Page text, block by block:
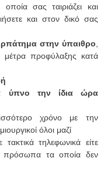
οποία σας ταιριάζει και
και στον δικό σας
στην ύπαιθρο
μέτρα προφύλαξης κατά
ύπνο την ίδια ώρα
χρόνο με την
όλοι μαζί
τακτικά τηλεφωνικά είτε
πρόσωπα τα οποία δεν